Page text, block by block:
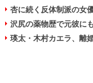
杏に続く反体制派の女
沢尻の薬物歴で元彼に
瑛太・木村カエラ、離